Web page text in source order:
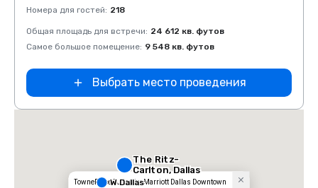
Номера для гостей: 218
Общая площадь для встречи: 24 612 кв. футов
Самое большое помещение: 9 548 кв. футов
Выбрать место проведения
TownePlace Suites by Marriott Dallas Downtown
The Ritz-
Carlton, Dallas
W Dallas